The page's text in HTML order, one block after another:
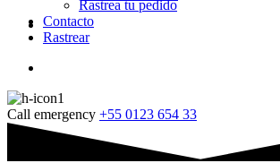
Rastrea tu pedido
Contacto
Rastrear
Call emergency +55 0123 654 33